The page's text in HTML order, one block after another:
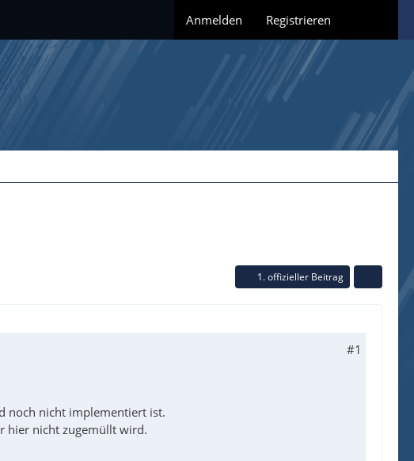
Anmelden Registrieren
1. offizieller Beitrag
#1
noch nicht implementiert ist.
hier nicht zugemüllt wird.